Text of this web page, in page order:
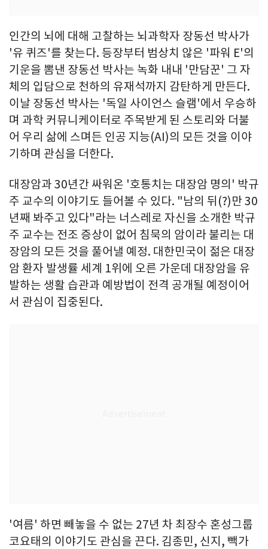
인간의 뇌에 대해 고찰하는 뇌과학자 장동선 박사가
'유 퀴즈'를 찾는다. 등장부터 범상치 않은 '파워 E'의
기운을 뽐낸 장동선 박사는 녹화 내내 '만담꾼' 그 자
체의 입담으로 천하의 유재석까지 감탄하게 만든다.
이날 장동선 박사는 '독일 사이언스 슬램'에서 우승하
며 과학 커뮤니케이터로 주목받게 된 스토리와 더불
어 우리 삶에 스며든 인공 지능(AI)의 모든 것을 이야
기하며 관심을 더한다.
대장암과 30년간 싸워온 '호통치는 대장암 명의' 박규
주 교수의 이야기도 들어볼 수 있다. "남의 뒤(?)만 30
년째 봐주고 있다"라는 너스레로 자신을 소개한 박규
주 교수는 전조 증상이 없어 침묵의 암이라 불리는 대
장암의 모든 것을 풀어낼 예정. 대한민국이 젊은 대장
암 환자 발생률 세계 1위에 오른 가운데 대장암을 유
발하는 생활 습관과 예방법이 전격 공개될 예정이어
서 관심이 집중된다.
'여름' 하면 빼놓을 수 없는 27년 차 최장수 혼성그룹
코요태의 이야기도 관심을 끈다. 김종민, 신지, 빽가